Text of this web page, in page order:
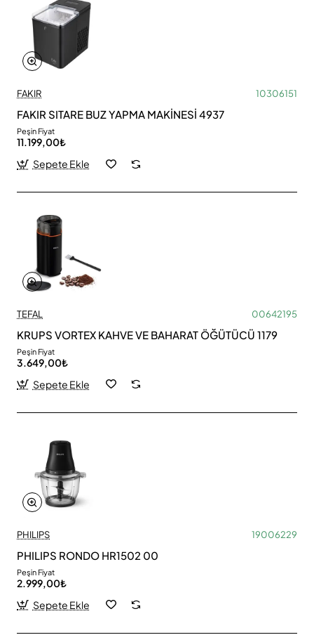
FAKIR 10306151
FAKIR SITARE BUZ YAPMA MAKİNESİ 4937
Peşin Fiyat
11.199,00₺
Sepete Ekle
TEFAL 00642195
KRUPS VORTEX KAHVE VE BAHARAT ÖĞÜTÜCÜ 1179
Peşin Fiyat
3.649,00₺
Sepete Ekle
PHILIPS 19006229
PHILIPS RONDO HR1502 00
Peşin Fiyat
2.999,00₺
Sepete Ekle